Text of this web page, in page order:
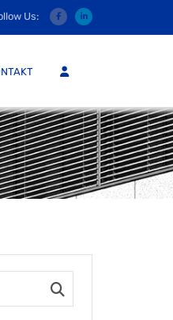
Us:
MITGLIEDER LOGIN